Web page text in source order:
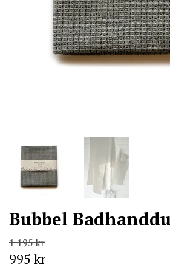
Bubbel
1 195 kr
995 kr